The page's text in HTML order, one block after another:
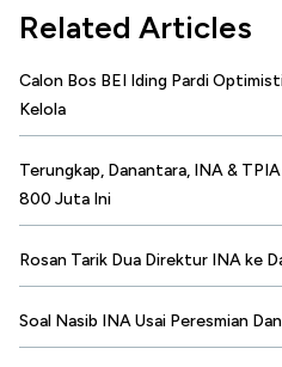
Related Articles
Calon Bos BEI Iding Pardi
Kelola
Terungkap, Danantara, INA &
800 Juta Ini
Rosan Tarik Dua Direktur INA ke
Soal Nasib INA Usai Peresmian